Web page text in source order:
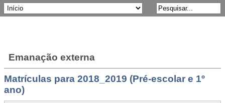
Emanação externa
Matrículas para 2018_2019 (Pré-escolar e 1º
ano)